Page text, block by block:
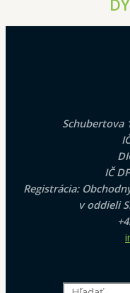
Schubertova
IČ
Registrácia:
v oddieli